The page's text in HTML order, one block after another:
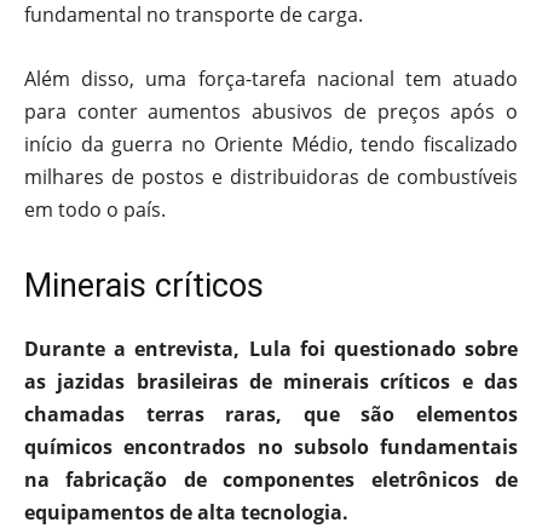
fundamental no transporte de carga.
Além disso, uma força-tarefa nacional tem atuado
para conter aumentos abusivos de preços após o
início da guerra no Oriente Médio, tendo fiscalizado
milhares de postos e distribuidoras de combustíveis
em todo o país.
Minerais críticos
Durante a entrevista, Lula foi questionado sobre
as jazidas brasileiras de minerais críticos e das
chamadas terras raras, que são elementos
químicos encontrados no subsolo fundamentais
na fabricação de componentes eletrônicos de
equipamentos de alta tecnologia.